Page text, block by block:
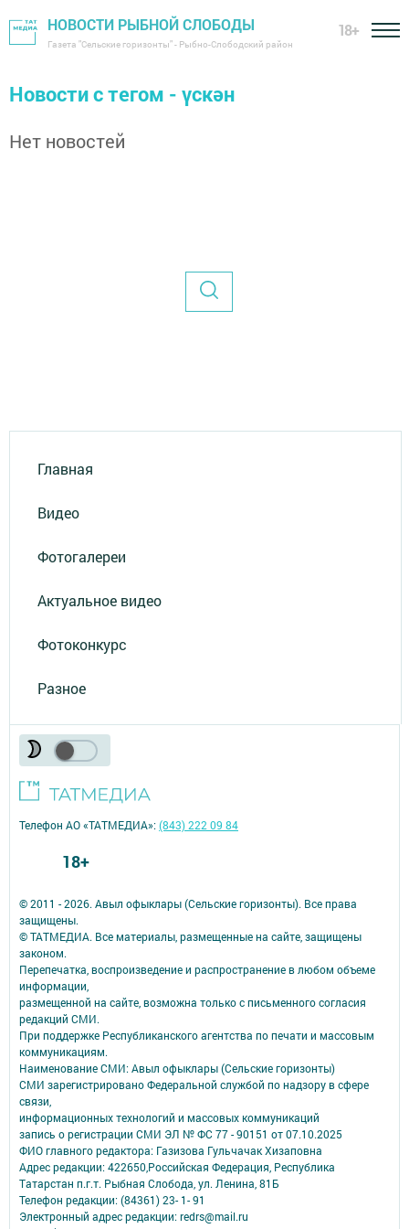
НОВОСТИ РЫБНОЙ СЛОБОДЫ
Газета "Сельские горизонты" - Рыбно-Слободский район
18+
Новости с тегом - үскән
Нет новостей
Главная
Видео
Фотогалереи
Актуальное видео
Фотоконкурс
Разное
© 2011 - 2026. Авыл офыклары (Сельские горизонты). Все права
защищены.
© ТАТМЕДИА. Все материалы, размещенные на сайте, защищены
законом.
Перепечатка, воспроизведение и распространение в любом объеме
информации,
размещенной на сайте, возможна только с письменного согласия
редакций СМИ.
При поддержке Республиканского агентства по печати и массовым
коммуникациям.
Наименование СМИ: Авыл офыклары (Сельские горизонты)
СМИ зарегистрировано Федеральной службой по надзору в сфере
связи,
информационных технологий и массовых коммуникаций
запись о регистрации СМИ ЭЛ № ФС 77 - 90151 от 07.10.2025
ФИО главного редактора: Газизова Гульчачак Хизаповна
Адрес редакции: 422650,Российская Федерация, Республика
Татарстан п.г.т. Рыбная Слобода, ул. Ленина, 81Б
Телефон редакции: (84361) 23- 1- 91
Электронный адрес редакции: redrs@mail.ru
Телефон АО «ТАТМЕДИА»:(843) 222 09 84
18+